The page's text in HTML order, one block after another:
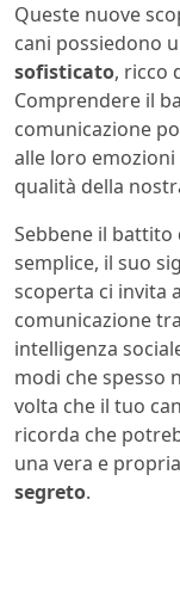
Queste nuove
cani possiedono
sofisticato, ricco
Comprendere il
comunicazione
alle loro
qualità della
Sebbene il battito
semplice, il suo
scoperta ci invita
comunicazione
intelligenza
modi che spesso
volta che il tuo
ricorda che
una vera e
segreto.